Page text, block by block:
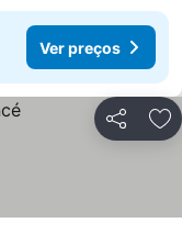
Ver preços
Partilhar